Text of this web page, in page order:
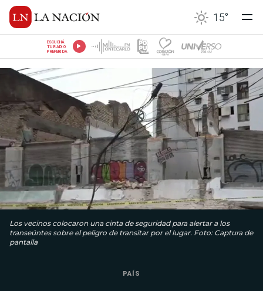
15°
ESCUCHÁ
TU RADIO
PREFERIDA
Los vecinos colocaron una cinta de seguridad para alertar a los
transeúntes sobre el peligro de transitar por el lugar. Foto: Captura de
pantalla
PAÍS